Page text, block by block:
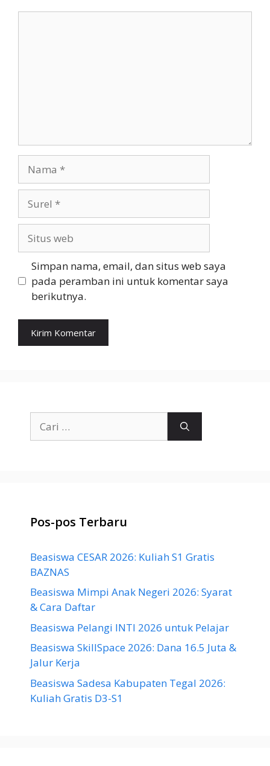
web
Simpan nama, email, dan situs web saya
pada peramban ini untuk komentar saya
berikutnya.
untuk:
Pos-pos Terbaru
Beasiswa CESAR 2026: Kuliah S1 Gratis
BAZNAS
Beasiswa Mimpi Anak Negeri 2026: Syarat
& Cara Daftar
Beasiswa Pelangi INTI 2026 untuk Pelajar
Beasiswa SkillSpace 2026: Dana 16.5 Juta &
Jalur Kerja
Beasiswa Sadesa Kabupaten Tegal 2026:
Kuliah Gratis D3-S1